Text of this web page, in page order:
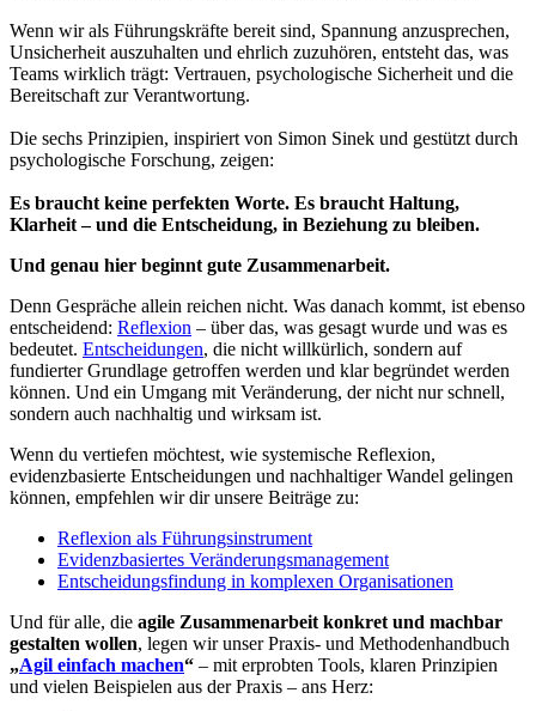
Wenn wir als Führungskräfte bereit sind, Spannung anzusprechen,
Unsicherheit auszuhalten und ehrlich zuzuhören, entsteht das, was
Teams wirklich trägt: Vertrauen, psychologische Sicherheit und die
Bereitschaft zur Verantwortung.
Die sechs Prinzipien, inspiriert von Simon Sinek und gestützt durch
psychologische Forschung, zeigen:
Es braucht keine perfekten Worte. Es braucht Haltung,
Klarheit – und die Entscheidung, in Beziehung zu bleiben.
Und genau hier beginnt gute Zusammenarbeit.
Denn Gespräche allein reichen nicht. Was danach kommt, ist ebenso
entscheidend: Reflexion – über das, was gesagt wurde und was es
bedeutet. Entscheidungen, die nicht willkürlich, sondern auf
fundierter Grundlage getroffen werden und klar begründet werden
können. Und ein Umgang mit Veränderung, der nicht nur schnell,
sondern auch nachhaltig und wirksam ist.
Wenn du vertiefen möchtest, wie systemische Reflexion,
evidenzbasierte Entscheidungen und nachhaltiger Wandel gelingen
können, empfehlen wir dir unsere Beiträge zu:
Reflexion als Führungsinstrument
Evidenzbasiertes Veränderungsmanagement
Entscheidungsfindung in komplexen Organisationen
Und für alle, die agile Zusammenarbeit konkret und machbar
gestalten wollen, legen wir unser Praxis- und Methodenhandbuch
„Agil einfach machen“ – mit erprobten Tools, klaren Prinzipien
und vielen Beispielen aus der Praxis – ans Herz: